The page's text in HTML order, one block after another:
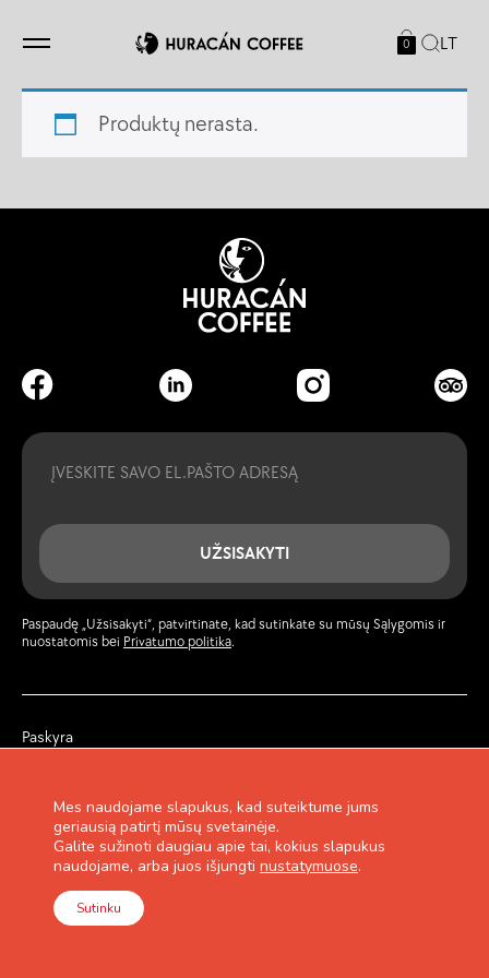
0 LT
Produktų nerasta.
UŽSISAKYTI
Paspaudę „Užsisakyti“, patvirtinate, kad sutinkate su mūsų Sąlygomis ir
nuostatomis bei Privatumo politika.
Paskyra
Pirkimo taisyklės
Lojalumo programa
Kontaktai
Mes naudojame slapukus, kad suteiktume jums
geriausią patirtį mūsų svetainėje.
Galite sužinoti daugiau apie tai, kokius slapukus
naudojame, arba juos išjungti nustatymuose.
Sutinku